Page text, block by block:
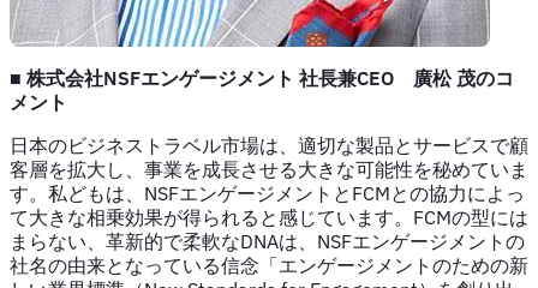
■ 株式会社NSFエンゲージメント 社長兼CEO 廣松 茂のコ
メント
日本のビジネストラベル市場は、適切な製品とサービスで顧
客層を拡大し、事業を成長させる大きな可能性を秘めていま
す。私どもは、NSFエンゲージメントとFCMとの協力によっ
て大きな相乗効果が得られると感じています。FCMの型には
まらない、革新的で柔軟なDNAは、NSFエンゲージメントの
社名の由来となっている信念「エンゲージメントのための新